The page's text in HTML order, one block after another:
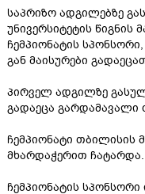
საპრიზო ადგილებზე
უნივერსიტეტის წიგნის
ჩემპიონატის
გან მაისურები
პირველ ადგილზე
გადაეცა გარდამავალი
ჩემპიონატი თბილისის
მხარდაჭერით ჩატარდა.
ჩემპიონატის